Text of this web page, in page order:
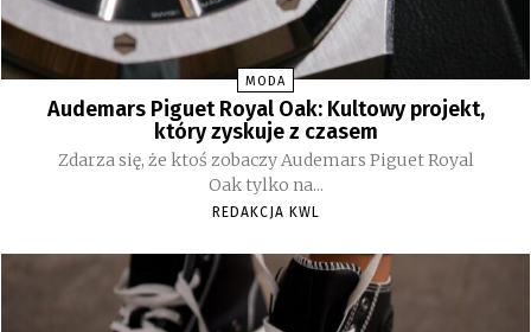
MODA
Audemars Piguet Royal Oak: Kultowy projekt,
który zyskuje z czasem
Zdarza się, że ktoś zobaczy Audemars Piguet Royal
Oak tylko na...
REDAKCJA KWL